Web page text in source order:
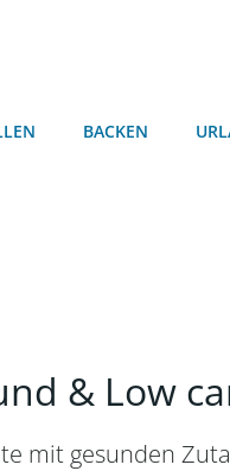
BACKEN
& Low
mit gesunden